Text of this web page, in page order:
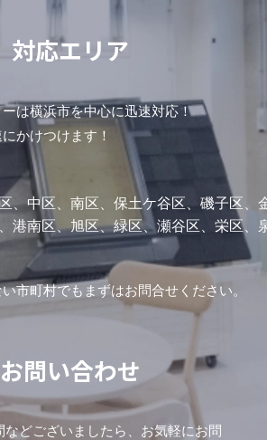
対応エリア
は横浜市を中心に迅速対応！
かけつけます！
、中区、南区、保土ケ谷区、磯子区、
港南区、旭区、緑区、瀬谷区、栄区、
市町村でもまずはお問合せください。
お問い合わせ
どございましたら、お気軽にお問